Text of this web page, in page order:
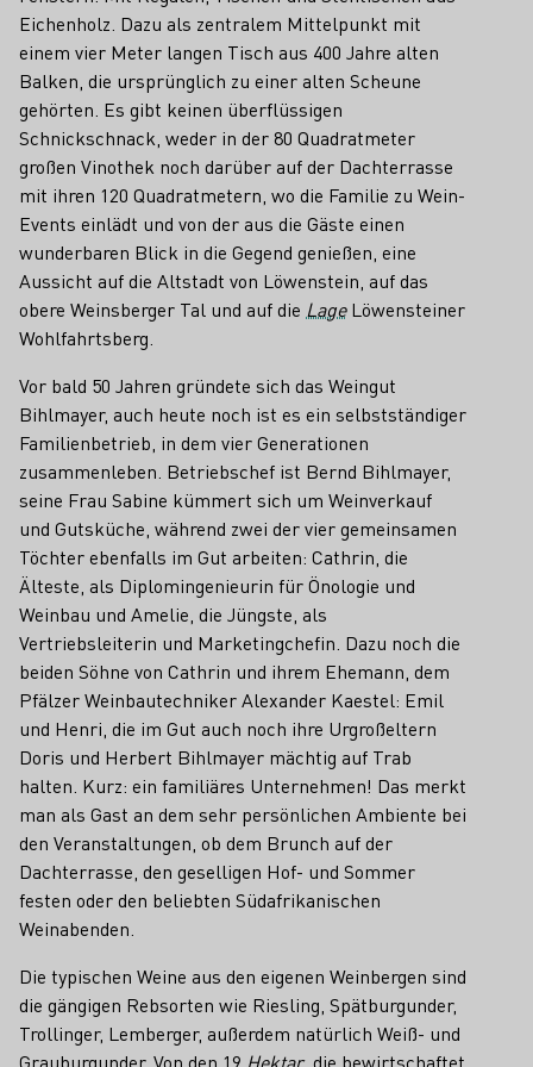
Eichenholz. Dazu als zentralem Mittelpunkt mit
einem vier Meter langen Tisch aus 400 Jahre alten
Balken, die ursprünglich zu einer alten Scheune
gehörten. Es gibt keinen überflüssigen
Schnickschnack, weder in der 80 Quadratmeter
großen Vinothek noch darüber auf der Dachterrasse
mit ihren 120 Quadratmetern, wo die Familie zu Wein-
Events einlädt und von der aus die Gäste einen
wunderbaren Blick in die Gegend genießen, eine
Aussicht auf die Altstadt von Löwenstein, auf das
obere Weinsberger Tal und auf die LageLöwensteiner
Wohlfahrtsberg.
Vor bald 50 Jahren gründete sich das Weingut
Bihlmayer, auch heute noch ist es ein selbstständiger
Familienbetrieb, in dem vier Generationen
zusammenleben. Betriebschef ist Bernd Bihlmayer,
seine Frau Sabine kümmert sich um Weinverkauf
und Gutsküche, während zwei der vier gemeinsamen
Töchter ebenfalls im Gut arbeiten: Cathrin, die
Älteste, als Diplomingenieurin für Önologie und
Weinbau und Amelie, die Jüngste, als
Vertriebsleiterin und Marketingchefin. Dazu noch die
beiden Söhne von Cathrin und ihrem Ehemann, dem
Pfälzer Weinbautechniker Alexander Kaestel: Emil
und Henri, die im Gut auch noch ihre Urgroßeltern
Doris und Herbert Bihlmayer mächtig auf Trab
halten. Kurz: ein familiäres Unternehmen! Das merkt
man als Gast an dem sehr persönlichen Ambiente bei
den Veranstaltungen, ob dem Brunch auf der
Dachterrasse, den geselligen Hof- und Sommer
festen oder den beliebten Südafrikanischen
Weinabenden.
Die typischen Weine aus den eigenen Weinbergen sind
die gängigen Rebsorten wie Riesling, Spätburgunder,
Trollinger, Lemberger, außerdem natürlich Weiß- und
Grauburgunder. Von den 19 Hektar, die bewirtschaftet